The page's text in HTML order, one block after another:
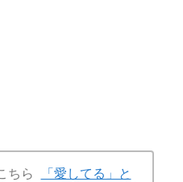
ちら
「愛してる」と